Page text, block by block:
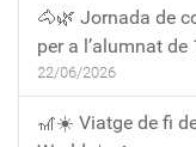
🐴🌿 Jornada de
per a l’alumnat
22/06/2026
🎢☀️ Viatge de fi